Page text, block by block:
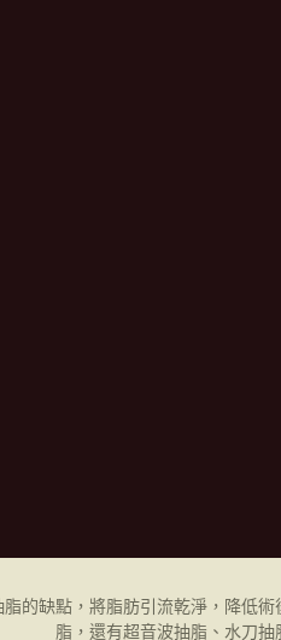
的缺點，將脂肪引流乾淨，降低
脂，還有超音波抽脂、水刀